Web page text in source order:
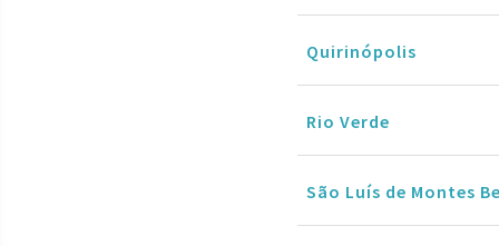
Quirinópolis
Rio Verde
São Luís de Montes